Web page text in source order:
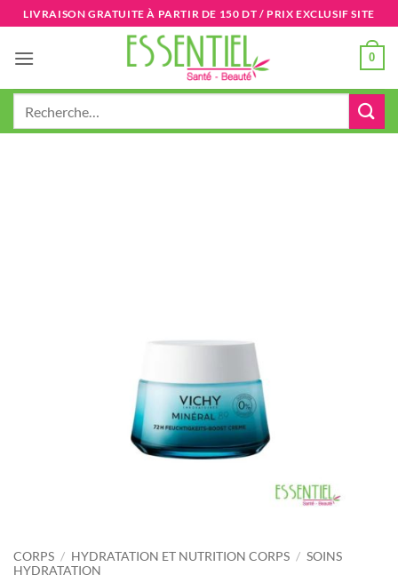
Passer
au
contenu
LIVRAISON GRATUITE À PARTIR DE 150 DT / PRIX EXCLUSIF SITE
0
CORPS / HYDRATATION ET NUTRITION CORPS / SOINS
HYDRATATION